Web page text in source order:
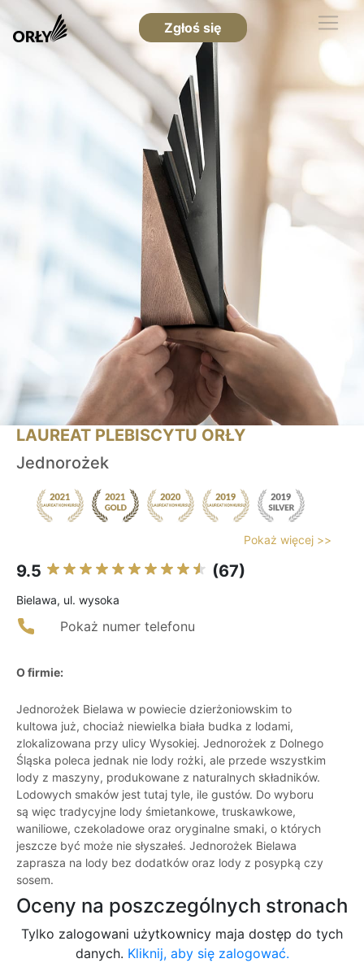
Zgłoś się
LAUREAT PLEBISCYTU ORŁY
Jednorożek
Pokaż więcej >>
9.5 (67)
Bielawa, ul. wysoka
Pokaż numer telefonu
O firmie:
Jednorożek Bielawa w powiecie dzierżoniowskim to
kultowa już, chociaż niewielka biała budka z lodami,
zlokalizowana przy ulicy Wysokiej. Jednorożek z Dolnego
Śląska poleca jednak nie lody rożki, ale przede wszystkim
lody z maszyny, produkowane z naturalnych składników.
Lodowych smaków jest tutaj tyle, ile gustów. Do wyboru
są więc tradycyjne lody śmietankowe, truskawkowe,
waniliowe, czekoladowe oraz oryginalne smaki, o których
jeszcze być może nie słyszałeś. Jednorożek Bielawa
zaprasza na lody bez dodatków oraz lody z posypką czy
sosem.
Oceny na poszczególnych stronach
Tylko zalogowani użytkownicy maja dostęp do tych
danych. Kliknij, aby się zalogować.